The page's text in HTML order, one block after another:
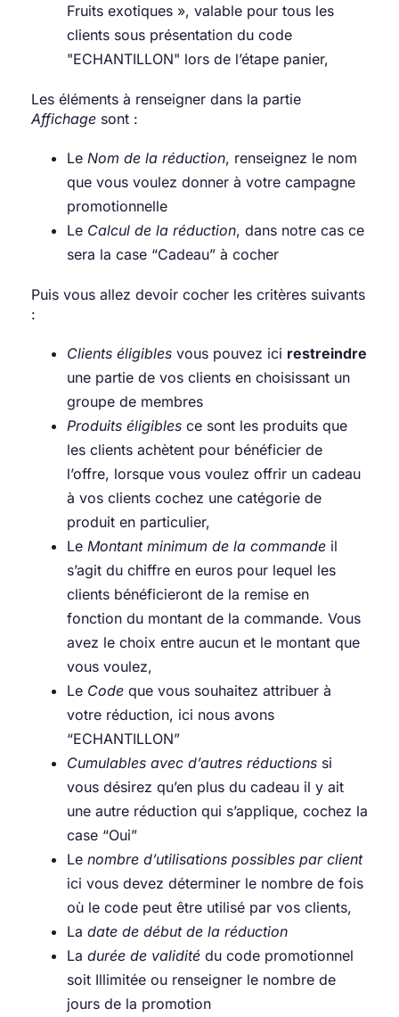
Fruits exotiques », valable pour tous les
clients sous présentation du code
"ECHANTILLON" lors de l’étape panier,
Les éléments à renseigner dans la partie
Affichage sont :
Le Nom de la réduction, renseignez le nom
que vous voulez donner à votre campagne
promotionnelle
Le Calcul de la réduction, dans notre cas ce
sera la case “Cadeau” à cocher
Puis vous allez devoir cocher les critères suivants
:
Clients éligibles vous pouvez ici restreindre
une partie de vos clients en choisissant un
groupe de membres
Produits éligibles ce sont les produits que
les clients achètent pour bénéficier de
l’offre, lorsque vous voulez offrir un cadeau
à vos clients cochez une catégorie de
produit en particulier,
Le Montant minimum de la commande il
s’agit du chiffre en euros pour lequel les
clients bénéficieront de la remise en
fonction du montant de la commande. Vous
avez le choix entre aucun et le montant que
vous voulez,
Le Code que vous souhaitez attribuer à
votre réduction, ici nous avons
“ECHANTILLON”
Cumulables avec d’autres réductions si
vous désirez qu’en plus du cadeau il y ait
une autre réduction qui s’applique, cochez la
case “Oui”
Le nombre d’utilisations possibles par client
ici vous devez déterminer le nombre de fois
où le code peut être utilisé par vos clients,
La date de début de la réduction
La durée de validité du code promotionnel
soit Illimitée ou renseigner le nombre de
jours de la promotion